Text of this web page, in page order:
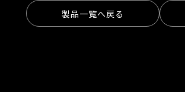
製品一覧へ戻る